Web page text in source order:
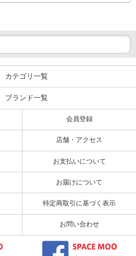
カテゴリ一覧
ブランド一覧
会員登録
店舗・アクセス
お支払いについて
お届けについて
特定商取引に基づく表示
お問い合わせ